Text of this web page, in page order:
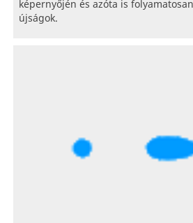
képernyőjén és azóta is
újságok.